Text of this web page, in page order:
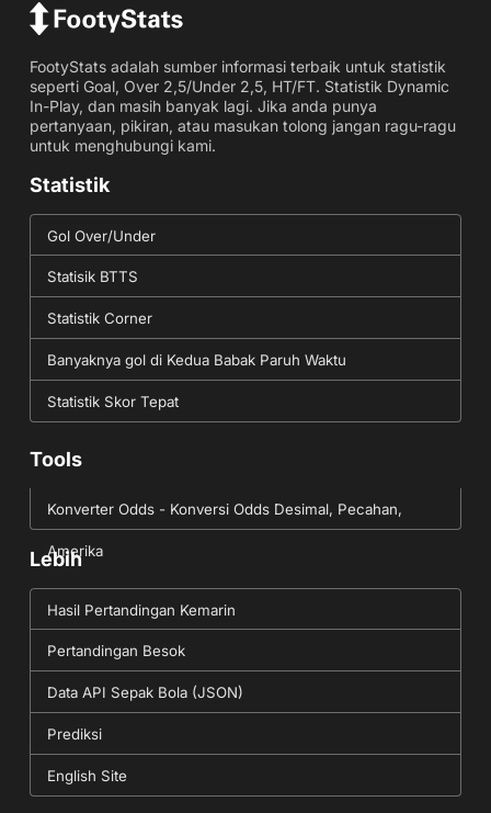
FootyStats adalah sumber informasi terbaik untuk statistik
seperti Goal, Over 2,5/Under 2,5, HT/FT. Statistik Dynamic
In-Play, dan masih banyak lagi. Jika anda punya
pertanyaan, pikiran, atau masukan tolong jangan ragu-ragu
untuk menghubungi kami.
Statistik
Gol Over/Under
Statisik BTTS
Statistik Corner
Banyaknya gol di Kedua Babak Paruh Waktu
Statistik Skor Tepat
Tools
Konverter Odds - Konversi Odds Desimal, Pecahan,
Amerika
Lebih
Hasil Pertandingan Kemarin
Pertandingan Besok
Data API Sepak Bola (JSON)
Prediksi
English Site